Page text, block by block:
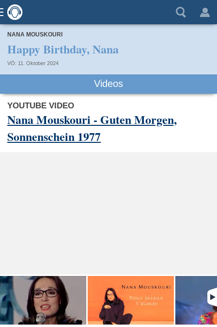
NANA MOUSKOURI
Happy Birthday, Nana
VÖ: 11. Oktober 2024
Videos
YOUTUBE VIDEO
Nana Mouskouri - Guten Morgen,
Sonnenschein 1977